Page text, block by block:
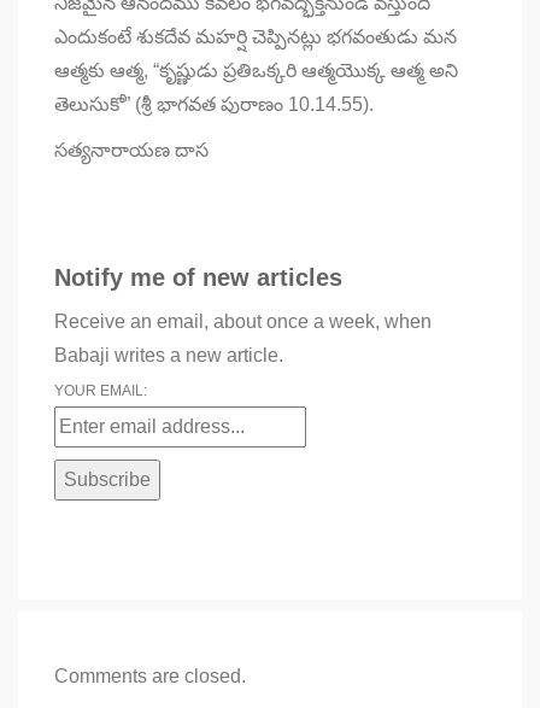
ఎందుకంటే శుకదేవ మహర్షి చెప్పినట్లు భగవంతుడు మన
ఆత్మకు ఆత్మ, “కృష్ణుడు ప్రతిఒక్కరి ఆత్మయొక్క ఆత్మ అని
తెలుసుకో” (శ్రీ భాగవత పురాణం 10.14.55).
సత్యనారాయణ దాస
Notify me of new articles
Receive an email, about once a week, when
Babaji writes a new article.
YOUR EMAIL:
Comments are closed.